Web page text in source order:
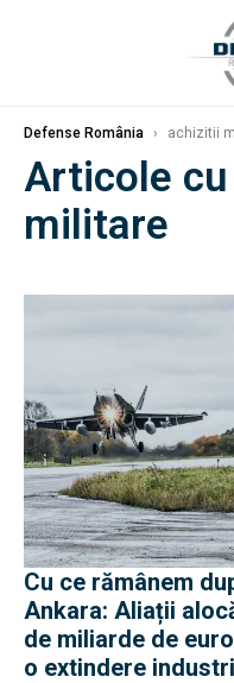
Defense România › achizitii
Articole
militare
Cu ce rămânem
Ankara: Aliații
de miliarde de
o extindere